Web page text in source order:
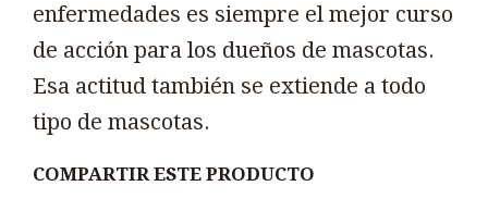
enfermedades es siempre el mejor curso
de acción para los dueños de mascotas.
Esa actitud también se extiende a todo
tipo de mascotas.
COMPARTIR ESTE PRODUCTO